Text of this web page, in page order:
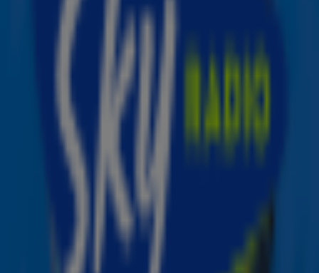
Lipa maakt namelijk haar acteerdebuut als de
nummer en soundtrack van het album uitgebracht:
Eén ding is zeker: na het zien en horen van Dance The
Night kan je niet meer wachten tot de film uitkomt. De
videoclip is disco, speels en perfect roze, zoals je
verwacht had. Het is he-le-maal in Barbie-stijl en het
nummer zorgt ervoor dat je niet meer stil kan zitten.
Luister de soundtrack hieronder, maar wees
De Barbie-film is vanaf 21 juli overal te zien in de